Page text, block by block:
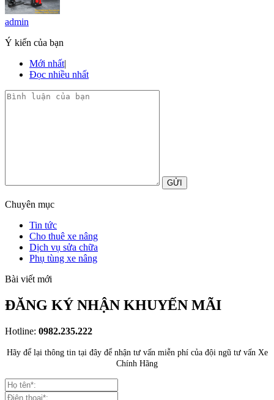
admin
Ý kiến của bạn
Mới nhất|
Đọc nhiều nhất
GỬI
Chuyên mục
Tin tức
Cho thuê xe nâng
Dịch vụ sửa chữa
Phụ tùng xe nâng
Bài viết mới
ĐĂNG KÝ NHẬN KHUYẾN MÃI
Hotline: 0982.235.222
Hãy để lại thông tin tại đây để nhận tư vấn miễn phí của đội ngũ tư vấn Xe
Chính Hãng